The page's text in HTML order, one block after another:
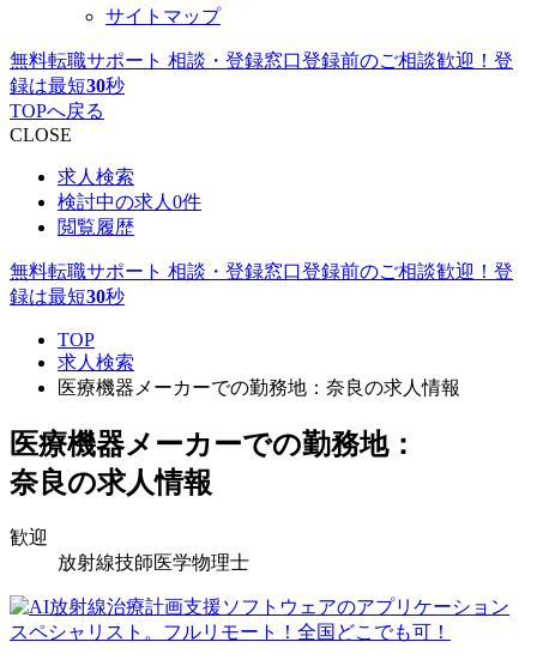
サイトマップ
無料転職サポート 相談・登録窓口登録前のご相談歓迎！登
録は最短30秒
TOPへ戻る
CLOSE
求人検索
検討中の求人 0件
閲覧履歴
無料転職サポート 相談・登録窓口登録前のご相談歓迎！登
録は最短30秒
TOP
求人検索
医療機器メーカーでの勤務地：奈良の求人情報
医療機器メーカーでの勤務地：
奈良の求人情報
歓迎
放射線技師医学物理士